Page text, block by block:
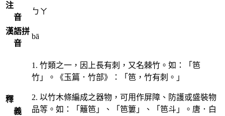
注
音
ㄅㄚ
漢語拼
音
bā
釋
義
1. 竹類之一，因上長有刺，又名棘竹。如：「笆
竹」。《玉篇．竹部》：「笆，竹有刺。」
2. 以竹木條編成之器物，可用作屏障、防護或盛裝物
品等。如：「籬笆」、「笆簍」、「笆斗」。唐．白